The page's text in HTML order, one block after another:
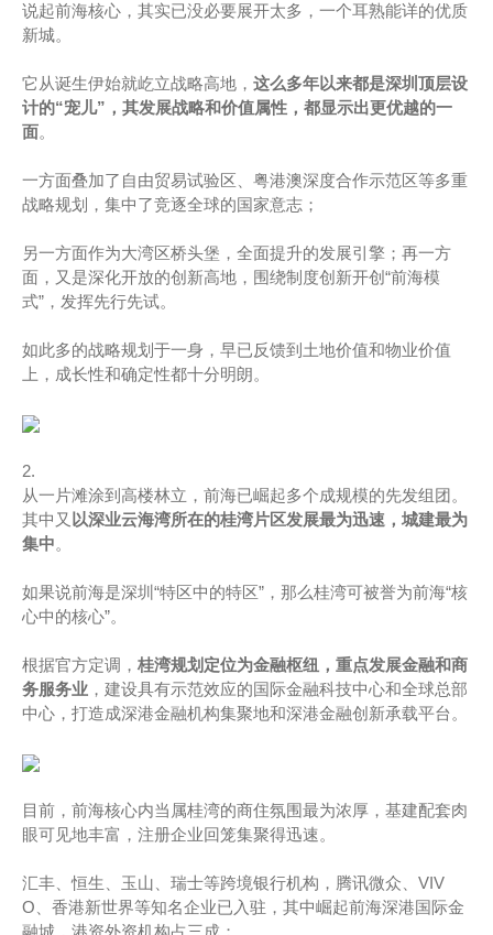
说起前海核心，其实已没必要展开太多，一个耳熟能详的优质
新城。
它从诞生伊始就屹立战略高地， 这么多年以来都是深圳顶层设
计的“宠儿”，其发展战略和价值属性，都显示出更优越的一
面。
一方面叠加了自由贸易试验区、粤港澳深度合作示范区等多重
战略规划，集中了竞逐全球的国家意志；
另一方面作为大湾区桥头堡，全面提升的发展引擎；再一方
面，又是深化开放的创新高地，围绕制度创新开创“前海模
式”，发挥先行先试。
如此多的战略规划于一身，早已反馈到土地价值和物业价值
上，成长性和确定性都十分明朗。
2.
从一片滩涂到高楼林立，前海已崛起多个成规模的先发组团。
其中又 以深业云海湾所在的桂湾片区发展最为迅速，城建最为
集中。
如果说前海是深圳“特区中的特区”，那么桂湾可被誉为前海“核
心中的核心”。
根据官方定调， 桂湾规划定位为金融枢纽，重点发展金融和商
务服务业 ，建设具有示范效应的国际金融科技中心和全球总部
中心，打造成深港金融机构集聚地和深港金融创新承载平台。
目前，前海核心内当属桂湾的商住氛围最为浓厚，基建配套肉
眼可见地丰富，注册企业回笼集聚得迅速。
汇丰、恒生、玉山、瑞士等跨境银行机构，腾讯微众、VIV
O、香港新世界等知名企业已入驻，其中崛起前海深港国际金
融城，港资外资机构占三成；